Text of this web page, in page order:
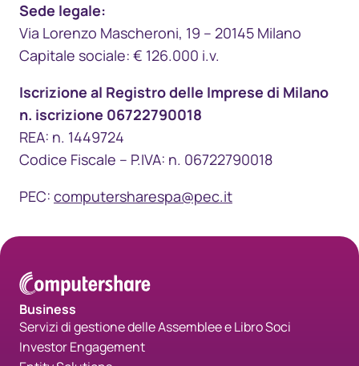
Sede legale:
Via Lorenzo Mascheroni, 19 – 20145 Milano
Capitale sociale: € 126.000 i.v.
Iscrizione al Registro delle Imprese di Milano
n. iscrizione 06722790018​
REA: n. 1449724
​Codice Fiscale – P.IVA: n. 06722790018
PEC: computersharespa@pec.it
Business
Servizi di gestione delle Assemblee e Libro Soci
Investor Engagement